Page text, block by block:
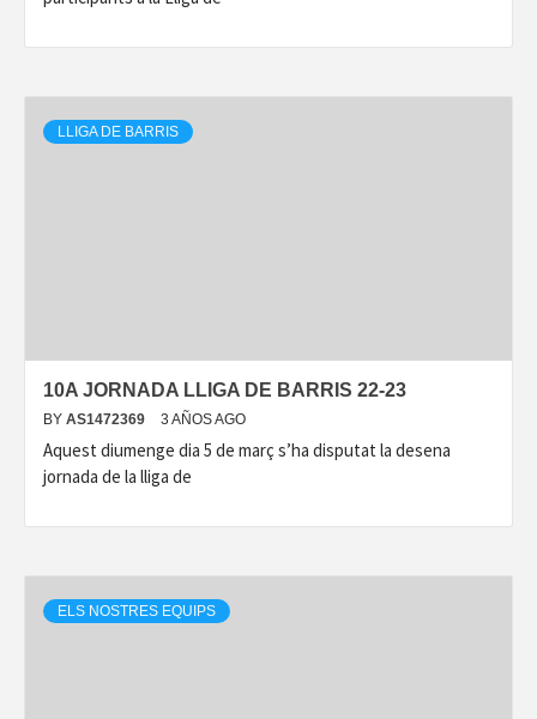
LLIGA DE BARRIS
10A JORNADA LLIGA DE BARRIS 22-23
BY AS1472369 3 AÑOS AGO
Aquest diumenge dia 5 de març s’ha disputat la desena
jornada de la lliga de
ELS NOSTRES EQUIPS